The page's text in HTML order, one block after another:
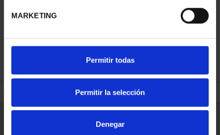
MARKETING
Permitir todas
Permitir la selección
Denegar
REFINAR
Contacto